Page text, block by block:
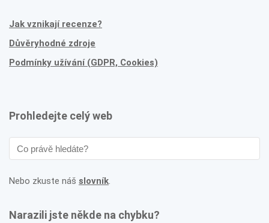
Jak vznikají recenze?
Důvěryhodné zdroje
Podmínky užívání (GDPR, Cookies)
Prohledejte celý web
Nebo zkuste náš slovník.
Narazili jste někde na chybku?